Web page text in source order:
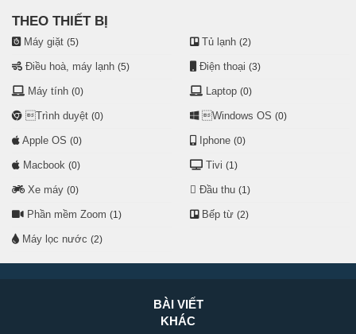
THEO THIẾT BỊ
Máy giặt (5) Tủ lạnh (2)
Điều hoà, máy lạnh (5) Điện thoại (3)
Máy tính (0) Laptop (0)
Trình duyệt (0) Windows OS (0)
Apple OS (0) Iphone (0)
Macbook (0) Tivi (1)
Xe máy (0) Đầu thu (1)
Phần mềm Zoom (1) Bếp từ (2)
Máy lọc nước (2)
BÀI VIẾT
KHÁC